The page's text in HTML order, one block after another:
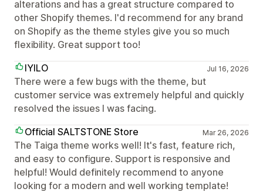
alterations and has a great structure compared to
other Shopify themes. I'd recommend for any brand
on Shopify as the theme styles give you so much
flexibility. Great support too!
IYILO
Jul 16, 2026
There were a few bugs with the theme, but
customer service was extremely helpful and quickly
resolved the issues I was facing.
Official SALTSTONE Store
Mar 26, 2026
The Taiga theme works well! It's fast, feature rich,
and easy to configure. Support is responsive and
helpful! Would definitely recommend to anyone
looking for a modern and well working template!